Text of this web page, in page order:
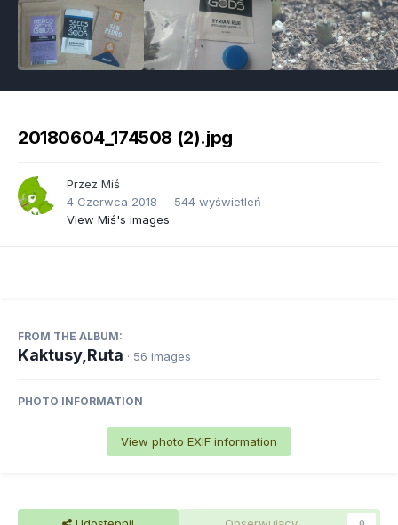
20180604_174508 (2).jpg
Przez Miś
4 Czerwca 2018
544 wyświetleń
View Miś's images
FROM THE ALBUM:
Kaktusy,Ruta · 56 images
PHOTO INFORMATION
View photo EXIF information